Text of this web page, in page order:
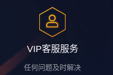
VIP客服服务
任何问题及时解决